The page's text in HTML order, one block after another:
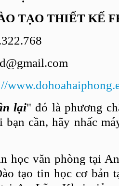
TẠO THIẾT KẾ
lại" đó là phương
cần, hãy nhấc
học văn phòng tại
tạo tin học cơ bản